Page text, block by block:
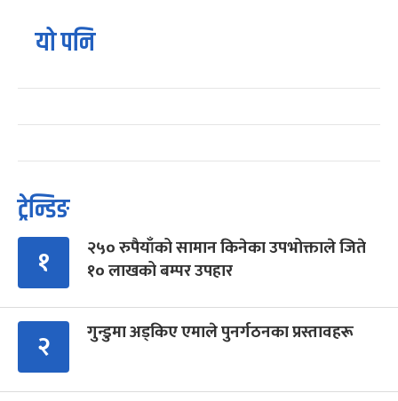
यो पनि
ट्रेन्डिङ
१
२५० रुपैयाँको सामान किनेका उपभोक्ताले जिते
१० लाखको बम्पर उपहार
२ गुन्डुमा अड्किए एमाले पुनर्गठनका प्रस्तावहरू